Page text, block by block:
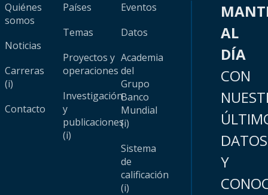
Quiénes
somos
Noticias
Carreras
(i)
Contacto
Países
Temas
Proyectos y
operaciones
Investigación
y
publicaciones
(i)
Eventos
Datos
Academia
del
Grupo
Banco
Mundial
(i)
Sistema
de
calificación
(i)
AL
DÍA
CON
DATOS
Y